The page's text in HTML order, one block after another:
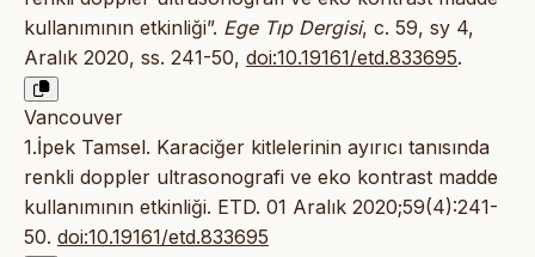
kullanımının etkinliği”. Ege Tıp Dergisi, c. 59, sy 4,
Aralık 2020, ss. 241-50, doi:10.19161/etd.833695.
Vancouver
1.İpek Tamsel. Karaciğer kitlelerinin ayırıcı tanısında
renkli doppler ultrasonografi ve eko kontrast madde
kullanımının etkinliği. ETD. 01 Aralık 2020;59(4):241-
50. doi:10.19161/etd.833695